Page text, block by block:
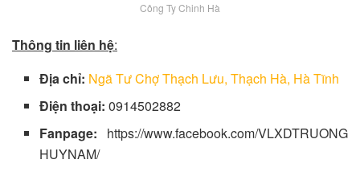
Công Ty Chinh Hà
Thông tin liên hệ:
Địa chỉ: Ngã Tư Chợ Thạch Lưu, Thạch Hà, Hà Tĩnh
Điện thoại:0914502882
Fanpage: https://www.facebook.com/VLXDTRUONG
HUYNAM/